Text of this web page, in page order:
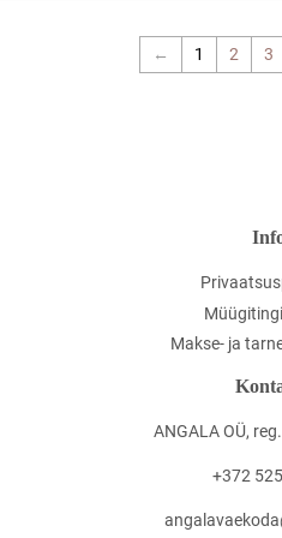
← 1 2 3
Makse- ja
ANGALA OÜ,
+372